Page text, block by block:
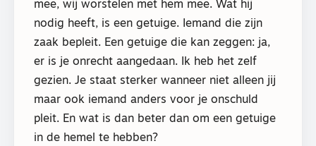
mee, wij worstelen met hem mee. Wat hij
nodig heeft, is een getuige. Iemand die zijn
zaak bepleit. Een getuige die kan zeggen: ja,
er is je onrecht aangedaan. Ik heb het zelf
gezien. Je staat sterker wanneer niet alleen jij
maar ook iemand anders voor je onschuld
pleit. En wat is dan beter dan om een getuige
in de hemel te hebben?